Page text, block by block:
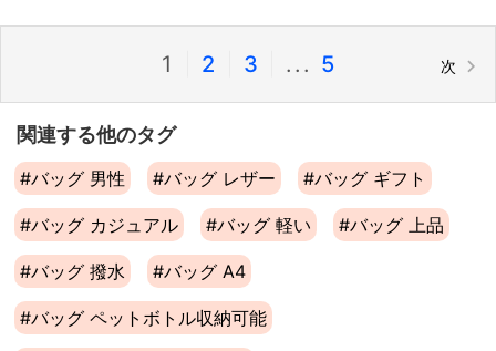
1 2 3 ... 5 次
関連する他のタグ
#バッグ 男性 #バッグ レザー #バッグ ギフト
#バッグ カジュアル #バッグ 軽い #バッグ 上品
#バッグ 撥水 #バッグ A4
#バッグ ペットボトル収納可能